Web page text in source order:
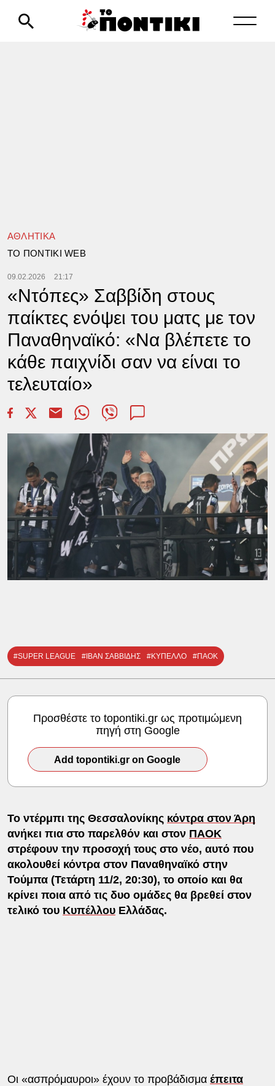
ΑΘΛΗΤΙΚΑ
TΟ ΠΟΝΤΙΚΙ WEB
09.02.2026 21:17
«Ντόπες» Σαββίδη στους
παίκτες ενόψει του ματς με τον
Παναθηναϊκό: «Να βλέπετε το
κάθε παιχνίδι σαν να είναι το
τελευταίο»
#SUPER LEAGUE #ΙΒΑΝ ΣΑΒΒΙΔΗΣ #ΚΥΠΕΛΛΟ #ΠΑΟΚ
Προσθέστε το topontiki.gr ως προτιμώμενη
πηγή στη Google
Add topontiki.gr on Google
Το ντέρμπι της Θεσσαλονίκης κόντρα στον Άρη
ανήκει πια στο παρελθόν και στον ΠΑΟΚ
στρέφουν την προσοχή τους στο νέο, αυτό που
ακολουθεί κόντρα στον Παναθηναϊκό στην
Τούμπα (Τετάρτη 11/2, 20:30), το οποίο και θα
κρίνει ποια από τις δυο ομάδες θα βρεθεί στον
τελικό του ΚυπέλλουΕλλάδας.
Οι «ασπρόμαυροι» έχουν το προβάδισμα έπειτα